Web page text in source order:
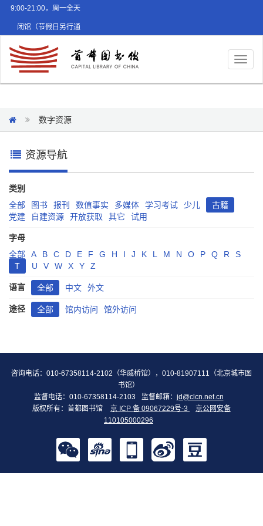
9:00-21:00，周一全天
闭馆（节假日另行通
数字资源
资源导航
类别
全部
图书 报刊 数值事实 多媒体 学习考试 少儿
古籍
党建
自建资源 开放获取 其它 试用
字母
全部
A B C D E F G H I J K L M N O P Q R
S
T
U V W X Y Z
语言 全部 中文 外文
途径 全部 馆内访问 馆外访问
咨询电话：010-67358114-2102（华威桥馆），010-81907111（北京城市图
书馆）
监督电话：010-67358114-2103
监督邮箱： jd@clcn.net.cn
版权所有：首都图书馆
京 ICP 备 09067229号-3
京公网安备
110105000296